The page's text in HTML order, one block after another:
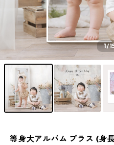
1/
等身大アルバム プラス (身